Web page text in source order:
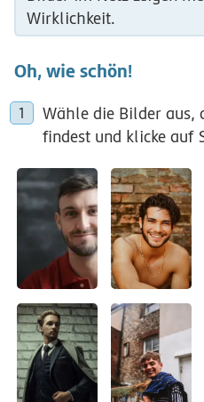
Wirklichkeit.
Oh, wie schön!
Wähle die Bilder aus,
findest und klicke auf